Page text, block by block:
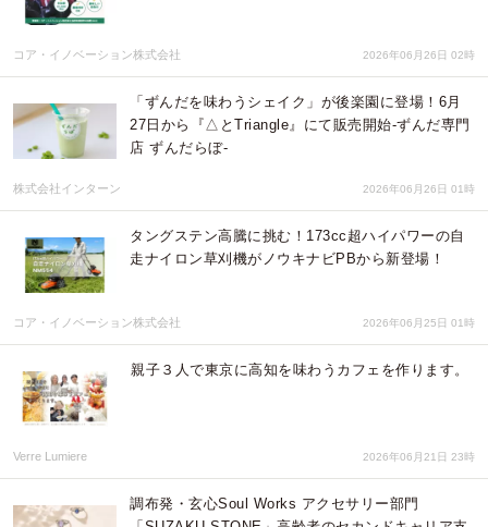
コア・イノベーション株式会社 2026年06月26日 02時
「ずんだを味わうシェイク」が後楽園に登場！6月
27日から『△とTriangle』にて販売開始-ずんだ専門
店 ずんだらぼ-
株式会社インターン 2026年06月26日 01時
タングステン高騰に挑む！173cc超ハイパワーの自
走ナイロン草刈機がノウキナビPBから新登場！
コア・イノベーション株式会社 2026年06月25日 01時
親子３人で東京に高知を味わうカフェを作ります。
Verre Lumiere 2026年06月21日 23時
調布発・玄心Soul Works アクセサリー部門